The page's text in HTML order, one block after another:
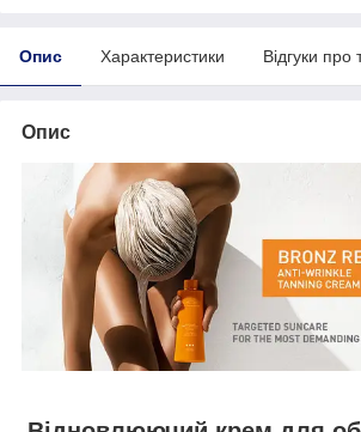
Опис Характеристики Відгуки про
Опис